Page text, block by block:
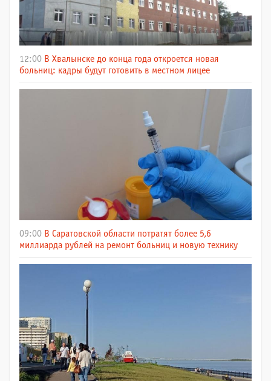
12:00 В Хвалынске до конца года откроется новая
больниц: кадры будут готовить в местном лицее
09:00 В Саратовской области потратят более 5,6
миллиарда рублей на ремонт больниц и новую технику